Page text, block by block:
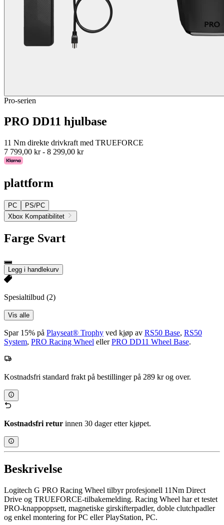
Pro-serien
PRO DD11 hjulbase
11 Nm direkte drivkraft med TRUEFORCE
7 799,00 kr- 8 299,00 kr
plattform
PC
PS/PC
Xbox Kompatibilitet
Farge Svart
Legg i handlekurv
Spesialtilbud (2)
Vis alle
Spar 15% på Playseat® Trophy ved kjøp av RS50 Base, RS50
System, PRO Racing Wheel ellerPRO DD11 Wheel Base.
Kostnadsfri standard frakt på bestillinger på 289 kr og over.
Kostnadsfri retur innen 30 dager etter kjøpet.
Beskrivelse
Logitech G PRO Racing Wheel tilbyr profesjonell 11Nm Direct
Drive og TRUEFORCE-tilbakemelding. Racing Wheel har et testet
PRO-knappoppsett, magnetiske girskifterpadler, doble clutchpadler
og enkel montering for PC eller PlayStation, PC.